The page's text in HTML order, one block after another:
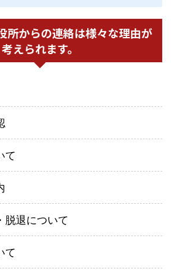
所からの連絡は様々な理由が
考えられます。
て
脱退について
て